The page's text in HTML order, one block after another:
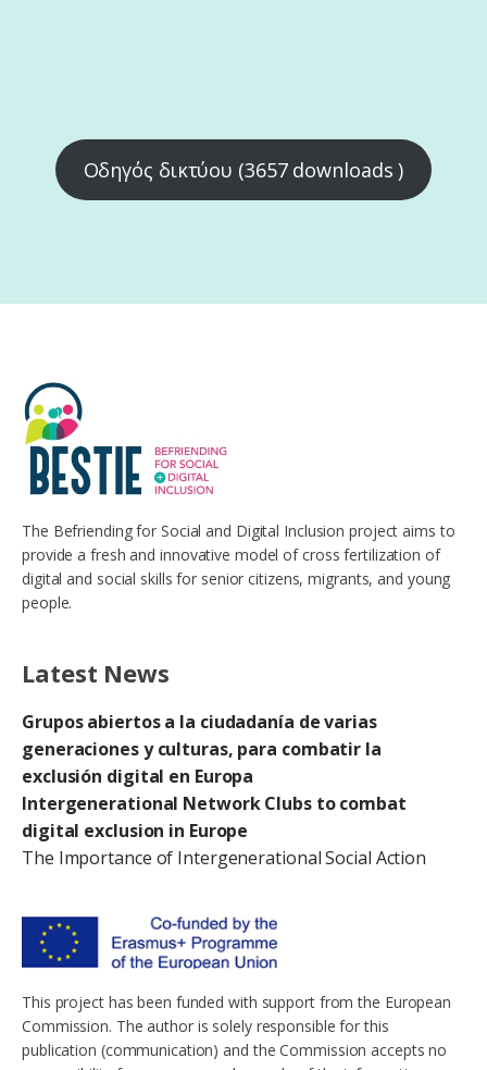
Οδηγός δικτύου (3657 downloads )
The Befriending for Social and Digital Inclusion project aims to
provide a fresh and innovative model of cross fertilization of
digital and social skills for senior citizens, migrants, and young
people.
Latest News
Grupos abiertos a la ciudadanía de varias
generaciones y culturas, para combatir la
exclusión digital en Europa
Intergenerational Network Clubs to combat
digital exclusion in Europe
The Importance of Intergenerational Social Action
This project has been funded with support from the European
Commission. The author is solely responsible for this
publication (communication) and the Commission accepts no